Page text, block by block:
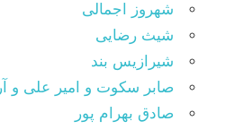
شهروز اجمالی
شیث رضایی
شیرازیس بند
صابر سکوت و امیر علی و
صادق بهرام پور